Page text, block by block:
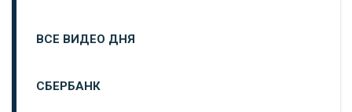
ВСЕ ВИДЕО ДНЯ
СБЕРБАНК